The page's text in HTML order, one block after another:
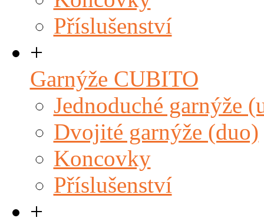
Příslušenství
+
Garnýže CUBITO
Jednoduché garnýže
Dvojité garnýže (duo)
Koncovky
Příslušenství
+